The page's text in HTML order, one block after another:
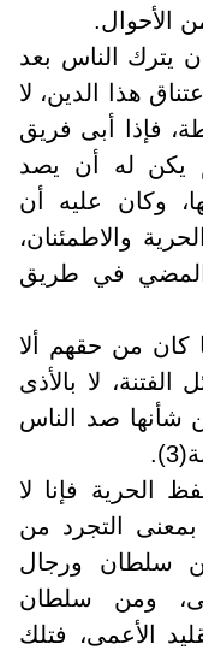
الأحوال.
يترك الناس بعد
هذا الدين، لا
فإذا أبى فريق
يكن له أن يصد
وكان عليه أن
والاطمئنان،
المضي في طريق
كان من حقهم ألا
لا بالأذى
شأنها صد الناس
الحرية فإنا لا
بمعنى التجرد من
من سلطان ورجال
ومن سلطان
الأعمى، فتلك